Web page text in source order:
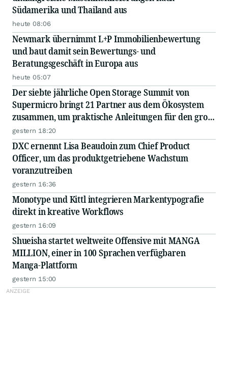
Südamerika und Thailand aus
heute 08:06
Newmark übernimmt L+P Immobilienbewertung
und baut damit sein Bewertungs- und
Beratungsgeschäft in Europa aus
heute 05:07
Der siebte jährliche Open Storage Summit von
Supermicro bringt 21 Partner aus dem Ökosystem
zusammen, um praktische Anleitungen für den groß
angelegten Einsatz von KI in Unternehmen
auszutauschen
gestern 18:20
DXC ernennt Lisa Beaudoin zum Chief Product
Officer, um das produktgetriebene Wachstum
voranzutreiben
gestern 16:36
Monotype und Kittl integrieren Markentypografie
direkt in kreative Workflows
gestern 16:09
Shueisha startet weltweite Offensive mit MANGA
MILLION, einer in 100 Sprachen verfügbaren
Manga-Plattform
gestern 15:00